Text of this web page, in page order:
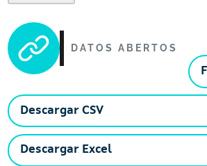
DATOS ABERTOS
Descargar CSV
Descargar Excel